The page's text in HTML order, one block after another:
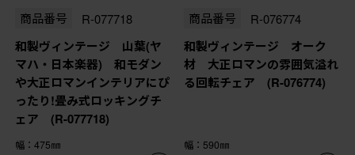
商品番号 R-077718
和製ヴィンテージ 山葉(ヤ
マハ・日本楽器) 和モダン
や大正ロマンインテリアにぴ
ったり!畳み式ロッキングチ
ェア (R-077718)
幅：475㎜
商品番号 R-076774
和製ヴィンテージ オーク
材 大正ロマンの雰囲気溢れ
る回転チェア (R-076774)
幅：590㎜